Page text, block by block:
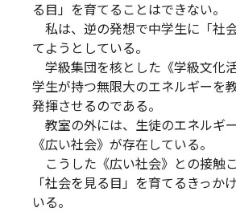
る目」を育てることはできない。
私は、逆の発想で中学生に「社
てようとしている。
学級集団を核とした《学級文化
学生が持つ無限大のエネルギーを
発揮させるのである。
教室の外には、生徒のエネルギ
《広い社会》が存在している。
こうした《広い社会》との接触
「社会を見る目」を育てるきっか
いる。